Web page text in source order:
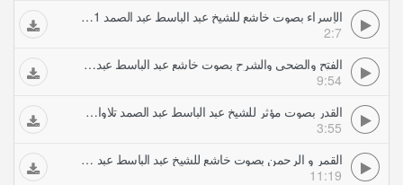
الإسراء بصوت خاشع للشيخ عبد الباسط عبد الصمد 1 2 تلاوات خاشعة
2:7
الفتح والضحى والشرح بصوت خاشع عبد الباسط عبد الصمد تلاوات خاشعة
9:54
القدر بصوت مؤثر للشيخ عبد الباسط عبد الصمد تلاوات خاشعة
3:55
القمر و الرحمن بصوت خاشع للشيخ عبد الباسط عبد الصمد تلاوات خاشعة
11:19